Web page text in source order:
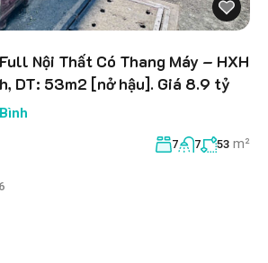
Nội Thất Có Thang Máy – HXH
DT: 53m2 [nở hậu]. Giá 8.9 tỷ
7 7 53 m²